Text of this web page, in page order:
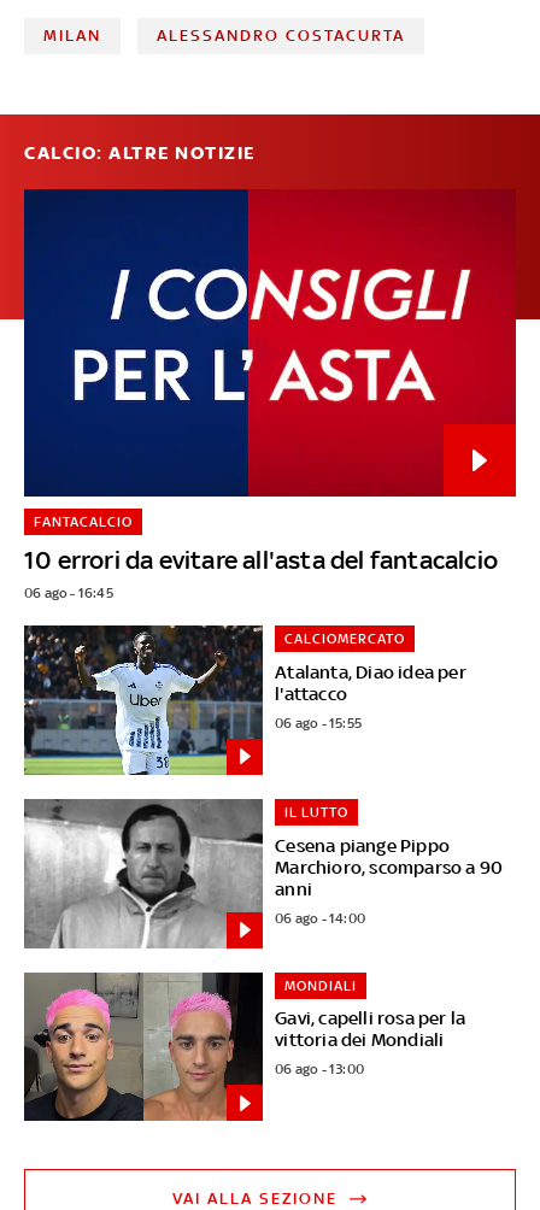
MILAN ALESSANDRO COSTACURTA
CALCIO: ALTRE NOTIZIE
10 errori da evitare all'asta del fantacalcio
FANTACALCIO
06 ago - 16:45
Atalanta, Diao idea per
l'attacco
CALCIOMERCATO
06 ago - 15:55
Cesena piange Pippo
Marchioro, scomparso a 90
anni
IL LUTTO
06 ago - 14:00
Gavi, capelli rosa per la
vittoria dei Mondiali
MONDIALI
06 ago - 13:00
VAI ALLA SEZIONE